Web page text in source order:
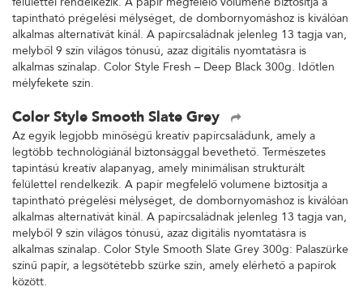
tapintható prégelési mélységet, de dombornyomáshoz is kiválóan
alkalmas alternatívát kínál. A papírcsaládnak jelenleg 13 tagja van,
melyből 9 szín világos tónusú, azaz digitális nyomtatásra is
alkalmas színalap. Color Style Fresh – Deep Black 300g. Időtlen
mélyfekete szín.
Color Style Smooth Slate Grey
Az egyik legjobb minőségű kreatív papírcsaládunk, amely a
legtöbb technológiánál biztonsággal bevethető. Természetes
tapintású kreatív alapanyag, amely minimálisan strukturált
felülettel rendelkezik. A papír megfelelő volumene biztosítja a
tapintható prégelési mélységet, de dombornyomáshoz is kiválóan
alkalmas alternatívát kínál. A papírcsaládnak jelenleg 13 tagja van,
melyből 9 szín világos tónusú, azaz digitális nyomtatásra is
alkalmas színalap. Color Style Smooth Slate Grey 300g: Palaszürke
színű papír, a legsötétebb szürke szín, amely elérhető a papírok
között.